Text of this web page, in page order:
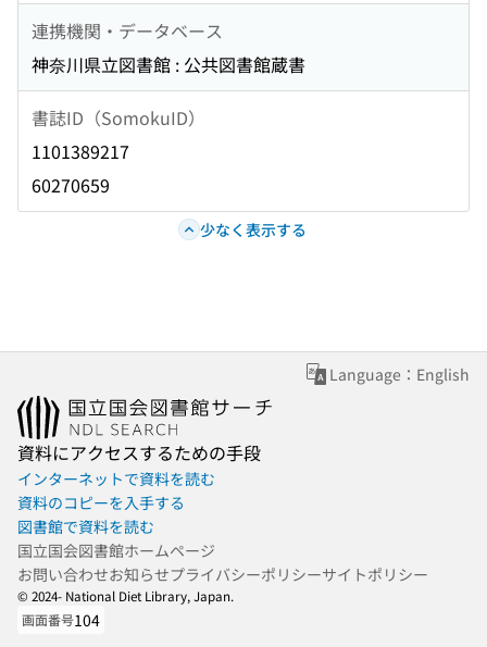
連携機関・データベース
神奈川県立図書館 : 公共図書館蔵書
書誌ID（SomokuID）
1101389217
60270659
少なく表示する
Language：English
資料にアクセスするための手段
インターネットで資料を読む
資料のコピーを入手する
図書館で資料を読む
国立国会図書館ホームページ
お問い合わせお知らせプライバシーポリシーサイトポリシー
© 2024- National Diet Library, Japan.
画面番号104